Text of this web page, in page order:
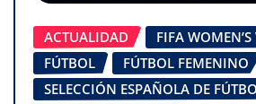
ACTUALIDAD
FIFA
FÚTBOL
FÚTBOL FEMENINO
SELECCIÓN ESPAÑOLA DE